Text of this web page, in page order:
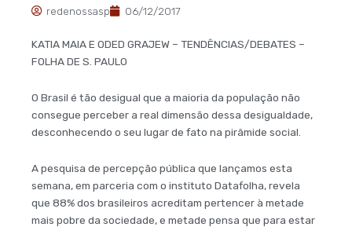
redenossasp 06/12/2017
KATIA MAIA E ODED GRAJEW – TENDÊNCIAS/DEBATES –
FOLHA DE S. PAULO
O Brasil é tão desigual que a maioria da população não
consegue perceber a real dimensão dessa desigualdade,
desconhecendo o seu lugar de fato na pirâmide social.
A pesquisa de percepção pública que lançamos esta
semana, em parceria com o instituto Datafolha, revela
que 88% dos brasileiros acreditam pertencer à metade
mais pobre da sociedade, e metade pensa que para estar